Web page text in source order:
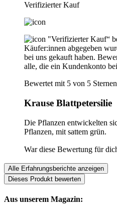
Verifizierter Kauf
"Verifizierter Kauf“
Käufer:innen abgegeben
bei uns gekauft haben.
alle, die ein Kundenkonto
Bewertet mit 5 von 5
Krause Blattpetersilie
Die Pflanzen entwickelten
Pflanzen, mit sattem grün.
War diese Bewertung für
Alle Erfahrungsberichte anzeigen
Dieses Produkt bewerten
Aus unserem Magazin: